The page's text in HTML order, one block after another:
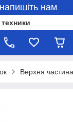
нам
Верхня